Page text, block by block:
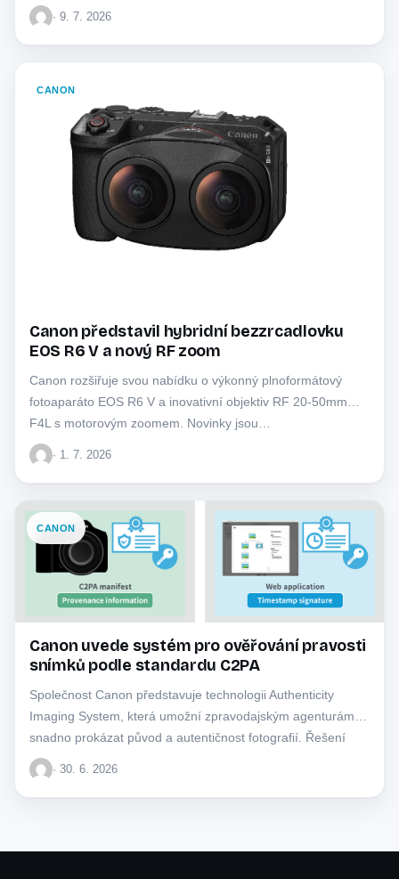
· 9. 7. 2026
CANON
Canon představil hybridní bezzrcadlovku
EOS R6 V a nový RF zoom
Canon rozšiřuje svou nabídku o výkonný plnoformátový
fotoaparáto EOS R6 V a inovativní objektiv RF 20-50mm
F4L s motorovým zoomem. Novinky jsou…
· 1. 7. 2026
CANON
Canon uvede systém pro ověřování pravosti
snímků podle standardu C2PA
Společnost Canon představuje technologii Authenticity
Imaging System, která umožní zpravodajským agenturám
snadno prokázat původ a autentičnost fotografií. Řešení
využívá mezinárodní standardy k…
· 30. 6. 2026